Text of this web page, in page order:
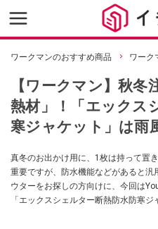
ワークマンのおすすめ商品 ワーク
【ワークマン】秋
熱材」！「エックス
寒ジャケット」は雨
真冬のお出かけ用に、1枚は持って置
重要ですが、防水機能などがあると
ウターをお探しの方向けに、今回は
「エックスシェルター断熱防水防寒
売必須の優秀アウターなんだとか。